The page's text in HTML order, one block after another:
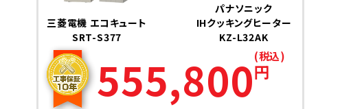
三菱電機 エコキュート
SRT-S377
パナソニック
IHクッキングヒーター
KZ-L32AK
555,800円
(税込)